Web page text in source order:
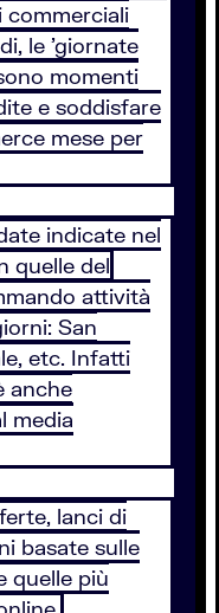
commerciali
le 'giornate
momenti
e soddisfare
mese per
indicate nel
quelle del
attività
San
etc. Infatti
anche
media
lanci di
basate sulle
quelle più